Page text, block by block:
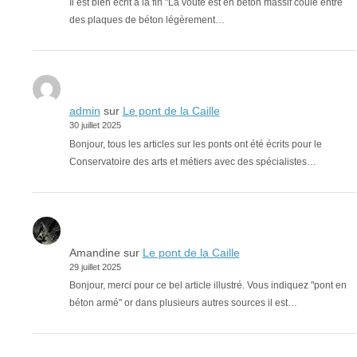
Il est bien écrit à la fin "La voûte est en béton massif coulé entre
des plaques de béton légèrement…
admin sur Le pont de la Caille
30 juillet 2025
Bonjour, tous les articles sur les ponts ont été écrits pour le
Conservatoire des arts et métiers avec des spécialistes…
Amandine sur Le pont de la Caille
29 juillet 2025
Bonjour, merci pour ce bel article illustré. Vous indiquez "pont en
béton armé" or dans plusieurs autres sources il est…